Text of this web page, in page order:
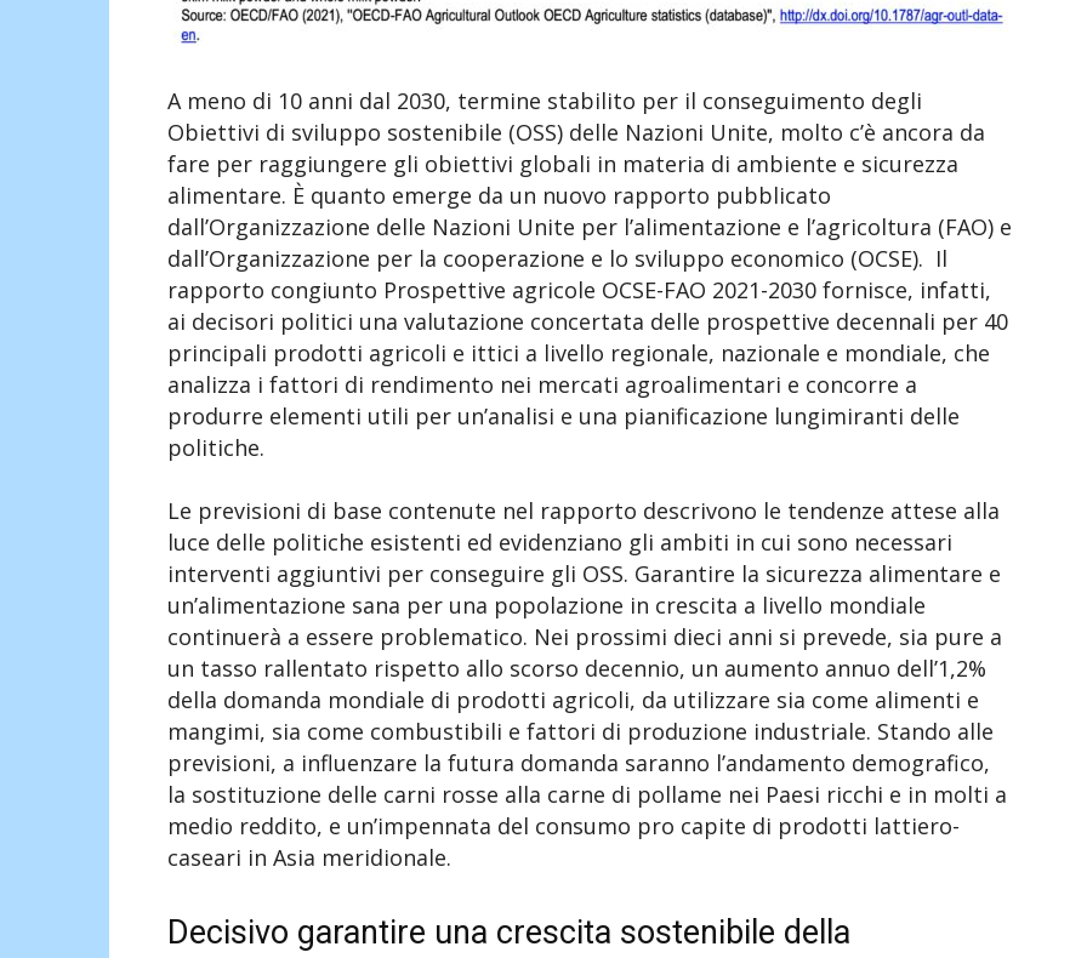
A meno di 10 anni dal 2030, termine stabilito per il conseguimento degli
Obiettivi di sviluppo sostenibile (OSS) delle Nazioni Unite, molto c’è ancora da
fare per raggiungere gli obiettivi globali in materia di ambiente e sicurezza
alimentare. È quanto emerge da un nuovo rapporto pubblicato
dall’Organizzazione delle Nazioni Unite per l’alimentazione e l’agricoltura (FAO) e
dall’Organizzazione per la cooperazione e lo sviluppo economico (OCSE). Il
rapporto congiunto Prospettive agricole OCSE-FAO 2021-2030 fornisce, infatti,
ai decisori politici una valutazione concertata delle prospettive decennali per 40
principali prodotti agricoli e ittici a livello regionale, nazionale e mondiale, che
analizza i fattori di rendimento nei mercati agroalimentari e concorre a
produrre elementi utili per un’analisi e una pianificazione lungimiranti delle
politiche.
Le previsioni di base contenute nel rapporto descrivono le tendenze attese alla
luce delle politiche esistenti ed evidenziano gli ambiti in cui sono necessari
interventi aggiuntivi per conseguire gli OSS. Garantire la sicurezza alimentare e
un’alimentazione sana per una popolazione in crescita a livello mondiale
continuerà a essere problematico. Nei prossimi dieci anni si prevede, sia pure a
un tasso rallentato rispetto allo scorso decennio, un aumento annuo dell’1,2%
della domanda mondiale di prodotti agricoli, da utilizzare sia come alimenti e
mangimi, sia come combustibili e fattori di produzione industriale. Stando alle
previsioni, a influenzare la futura domanda saranno l’andamento demografico,
la sostituzione delle carni rosse alla carne di pollame nei Paesi ricchi e in molti a
medio reddito, e un’impennata del consumo pro capite di prodotti lattiero-
caseari in Asia meridionale.
Decisivo garantire una crescita sostenibile della